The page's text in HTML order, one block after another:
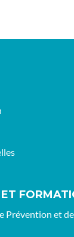
Prévention et